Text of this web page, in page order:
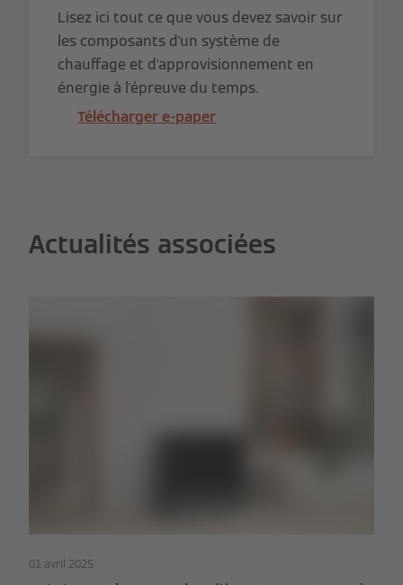
Lisez ici tout ce que vous devez savoir sur
les composants d'un système de
chauffage et d'approvisionnement en
énergie à l'épreuve du temps.
Télécharger e-paper
Actualités associées
01 avril 2025